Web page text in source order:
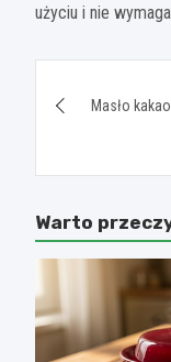
użyciu i nie
wpisu
Masło
Warto